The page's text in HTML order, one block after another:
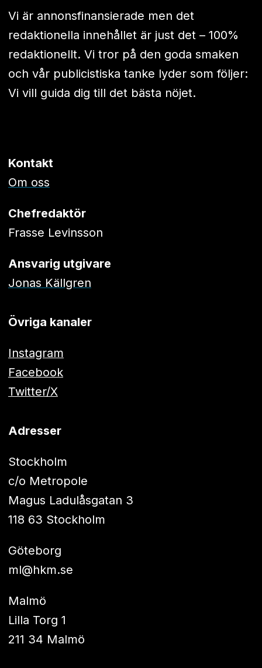
Vi är annonsfinansierade men det
redaktionella innehållet är just det – 100%
redaktionellt. Vi tror på den goda smaken
och vår publicistiska tanke lyder som följer:
Vi vill guida dig till det bästa nöjet.
Kontakt
Om oss
Chefredaktör
Frasse Levinsson
Ansvarig utgivare
Jonas Källgren
Övriga kanaler
Instagram
Facebook
Twitter/X
Adresser
Stockholm
c/o Metropole
Magus Ladulåsgatan 3
118 63 Stockholm
Göteborg
ml@hkm.se
Malmö
Lilla Torg 1
211 34 Malmö